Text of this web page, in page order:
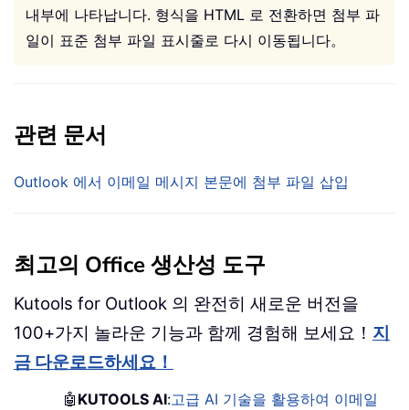
내부에 나타납니다. 형식을 HTML 로 전환하면 첨부 파
일이 표준 첨부 파일 표시줄로 다시 이동됩니다。
관련 문서
Outlook 에서 이메일 메시지 본문에 첨부 파일 삽입
최고의 Office 생산성 도구
Kutools for Outlook 의 완전히 새로운 버전을
100+가지 놀라운 기능과 함께 경험해 보세요！ 지
금 다운로드하세요！
🤖 KUTOOLS AI:고급 AI 기술을 활용하여 이메일